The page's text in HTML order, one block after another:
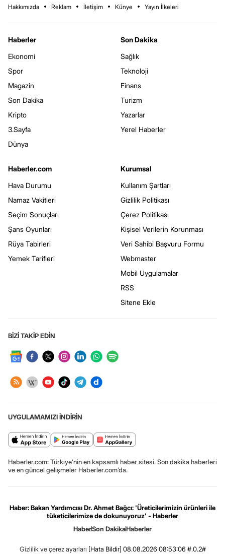
Hakkımızda Reklam İletişim Künye Yayın İlkeleri
Haberler
Ekonomi
Spor
Magazin
Son Dakika
Kripto
3.Sayfa
Dünya
Son Dakika
Sağlık
Teknoloji
Finans
Turizm
Yazarlar
Yerel Haberler
Haberler.com
Hava Durumu
Namaz Vakitleri
Seçim Sonuçları
Şans Oyunları
Rüya Tabirleri
Yemek Tarifleri
Kurumsal
Kullanım Şartları
Gizlilik Politikası
Çerez Politikası
Kişisel Verilerin Korunması
Veri Sahibi Başvuru Formu
Webmaster
Mobil Uygulamalar
RSS
Sitene Ekle
BİZİ TAKİP EDİN
UYGULAMAMIZI İNDİRİN
Haberler.com: Türkiye’nin en kapsamlı haber sitesi. Son dakika haberleri
ve en güncel gelişmeler Haberler.com’da.
Haber: Bakan Yardımcısı Dr. Ahmet Bağcı: 'Üreticilerimizin ürünleri ile
tüketicilerimize de dokunuyoruz' - Haberler
HaberSon DakikaHaberler
Gizlilik ve çerez ayarları [Hata Bildir] 08.08.2026 08:53:06 #.0.2#